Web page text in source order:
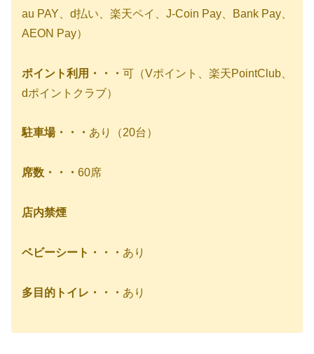
au PAY、d払い、楽天ペイ、J-Coin Pay、Bank Pay、
AEON Pay）
ポイント利用・・・ 可（Vポイント、楽天PointClub、
dポイントクラブ）
駐車場・・・ あり（20台）
席数・・・ 60席
店内禁煙
ベビーシート・・・ あり
多目的トイレ・・・ あり